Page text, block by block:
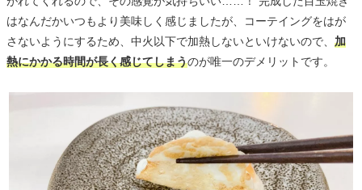
はなんだかいつもより美味しく感じましたが、コーテイングをはが
さないようにするため、中火以下で加熱しないといけないので、 加
熱にかかる時間が長く感じてしまうのが唯一のデメリットです。